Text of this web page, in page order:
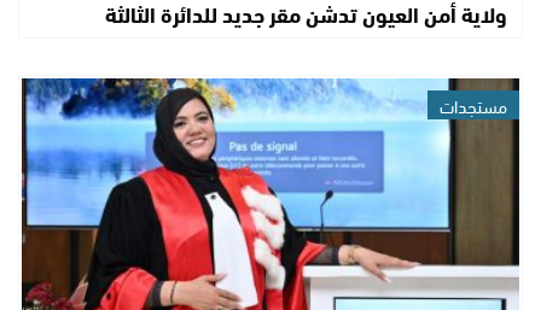
ولاية أمن العيون تدشن مقر جديد للدائرة الثالثة
مستجدات